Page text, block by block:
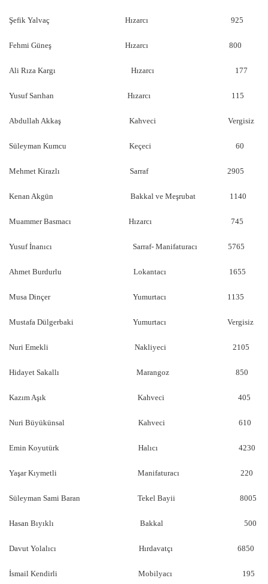
Şefik Yalvaç Hızarcı 925
Fehmi Güneş Hızarcı 800
Ali Rıza Kargı Hızarcı 177
Yusuf Sarıhan Hızarcı 115
Abdullah Akkaş Kahveci Vergisiz
Süleyman Kumcu Keçeci 60
Mehmet Kirazlı Sarraf 2905
Kenan Akgün Bakkal ve Meşrubat 1140
Muammer Basmacı Hızarcı 745
Yusuf İnanıcı Sarraf- Manifaturacı 5765
Ahmet Burdurlu Lokantacı 1655
Musa Dinçer Yumurtacı 1135
Mustafa Dülgerbaki Yumurtacı Vergisiz
Nuri Emekli Nakliyeci 2105
Hidayet Sakallı Marangoz 850
Kazım Aşık Kahveci 405
Nuri Büyükünsal Kahveci 610
Emin Koyutürk Halıcı 4230
Yaşar Kıymetli Manifaturacı 220
Süleyman Sami Baran Tekel Bayii 8005
Hasan Bıyıklı Bakkal 500
Davut Yolalıcı Hırdavatçı 6850
İsmail Kendirli Mobilyacı 195